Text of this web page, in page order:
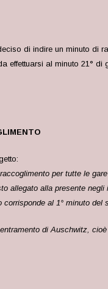
di indire un minuto di
effettuarsi al minuto 21° di
per tutte le
allegato alla presente
al 1° minuto del
di Auschwitz,